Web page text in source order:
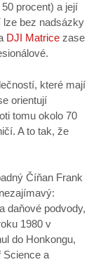
procent) a její
lze bez nadsázky
DJI Matrice zase
které mají
orientují
tomu okolo 70
A to tak, že
Číňan Frank
daňové podvody,
1980 v
do Honkongu,
Science a